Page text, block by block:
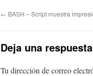
← BASH – Script muestra
Deja una respuesta
Tu dirección de correo